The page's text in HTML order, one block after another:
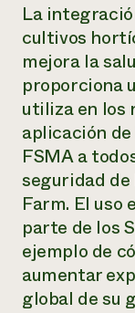
La
cultivos
mejora la
proporciona
utiliza en los
aplicación
FSMA a
seguridad
Farm. El uso
parte de los
ejemplo de
aumentar
global de su